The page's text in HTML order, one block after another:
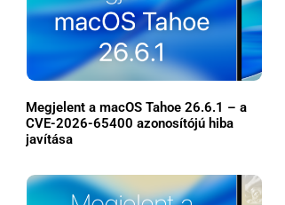
Megjelent a macOS Tahoe 26.6.1 – a
CVE-2026-65400 azonosítójú hiba
javítása
Főoldal
Közösség